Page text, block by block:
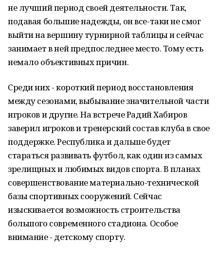
не лучший период своей деятельности. Так,
подавая большие надежды, он все-таки не смог
выйти на вершину турнирной таблицы и сейчас
занимает в ней предпоследнее место. Тому есть
немало объективных причин.
Среди них - короткий период восстановления
между сезонами, выбывание значительной части
игроков и другие. На встрече Радий Хабиров
заверил игроков и тренерский состав клуба в свое
поддержке. Республика и дальше будет
стараться развивать футбол, как один из самых
зрелищных и любимых видов спорта. В планах
совершенствование материально-технической
базы спортивных сооружений. Сейчас
изыскивается возможность строительства
большого современного стадиона. Особое
внимание - детскому спорту.